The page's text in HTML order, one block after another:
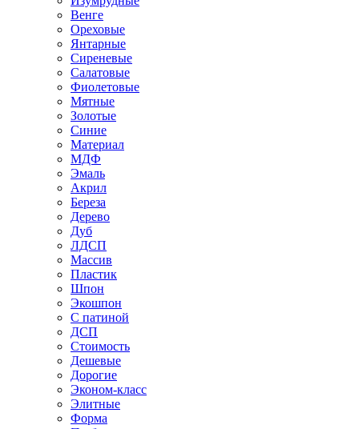
Венге
Ореховые
Янтарные
Сиреневые
Салатовые
Фиолетовые
Мятные
Золотые
Синие
Материал
МДФ
Эмаль
Акрил
Береза
Дерево
Дуб
ЛДСП
Массив
Пластик
Шпон
Экошпон
С патиной
ДСП
Стоимость
Дешевые
Дорогие
Эконом-класс
Элитные
Форма